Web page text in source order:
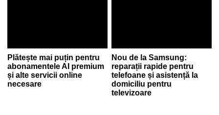
Plătește mai puțin pentru
abonamentele AI premium
și alte servicii online
necesare
Nou de la Samsung:
reparații rapide pentru
telefoane și asistență la
domiciliu pentru
televizoare